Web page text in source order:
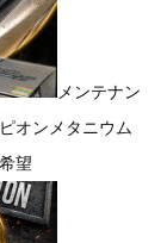
メンテナン
オンメタニウム
望